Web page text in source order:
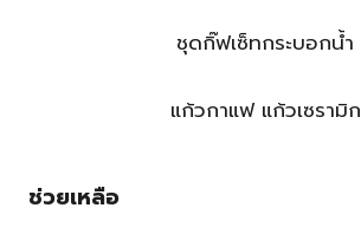
ชุดกิ๊ฟเซ็ทกระบอกน้ำ
แก้วกาแฟ แก้วเซรามิก
ช่วยเหลือ